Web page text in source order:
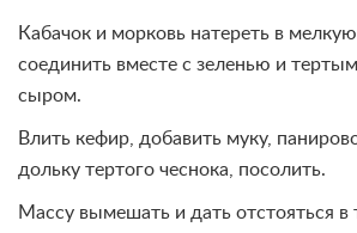
Кабачок и морковь натереть в
соединить вместе с зеленью и
сыром.
Влить кефир, добавить муку,
дольку тертого чеснока, посолить.
Массу вымешать и дать отстояться в